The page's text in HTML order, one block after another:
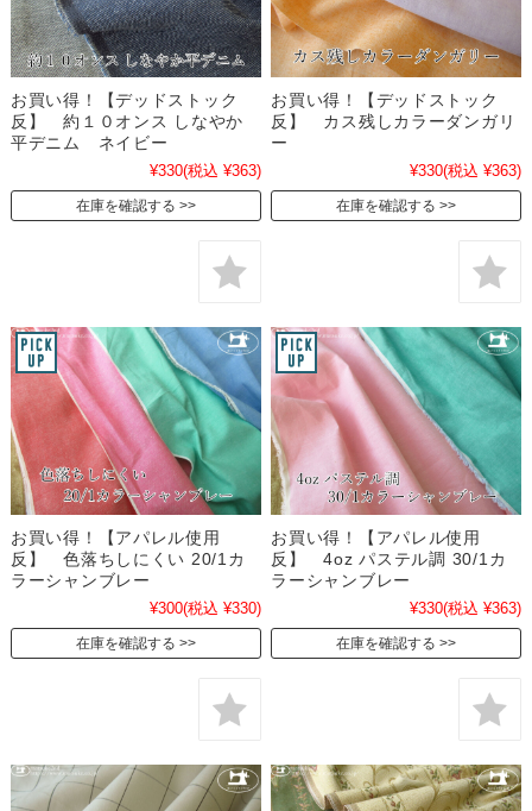
お買い得！【デッドストック
反】 約１０オンス しなやか
平デニム ネイビー
¥330(税込 ¥363)
在庫を確認する
お買い得！【デッドストック
反】 カス残しカラーダンガリ
ー
¥330(税込 ¥363)
在庫を確認する
お買い得！【アパレル使用
反】 色落ちしにくい 20/1カ
ラーシャンブレー
¥300(税込 ¥330)
在庫を確認する
お買い得！【アパレル使用
反】 4oz パステル調 30/1カ
ラーシャンブレー
¥330(税込 ¥363)
在庫を確認する